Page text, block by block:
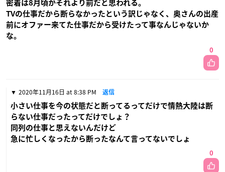
密着は8月頃かそれより前だと思われる。
TVの仕事だから断らなかったという訳じゃなく、奥さんの出産
前にオファー来てた仕事だから受けたって事なんじゃないか
な。
0
2020年11月16日 at 8:38 PM 返信
小さい仕事を今の状態だと断ってるってだけで情熱大陸は断
らない仕事だったってだけでしょ？
同列の仕事と思えないんだけど
急に忙しくなったから断ったなんて言ってないでしょ
0